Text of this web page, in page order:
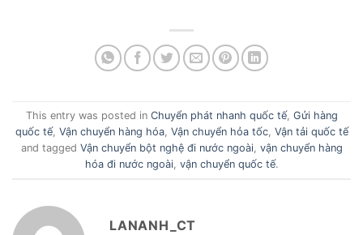
This entry was posted in Chuyển phát nhanh quốc tế, Gửi hàng
quốc tế, Vận chuyển hàng hóa, Vận chuyển hỏa tốc, Vận tải quốc tế
and tagged Vận chuyển bột nghệ đi nước ngoài, vận chuyển hàng
hóa đi nước ngoài, vận chuyển quốc tế.
LANANH_CT